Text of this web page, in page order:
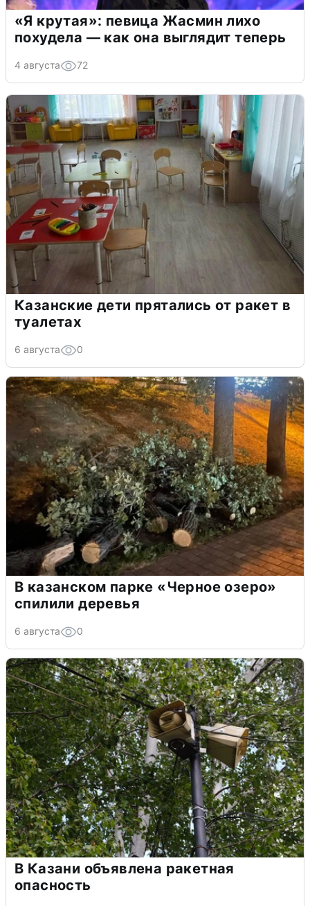
«Я крутая»: певица Жасмин лихо
похудела — как она выглядит теперь
4 августа 72
Казанские дети прятались от ракет в
туалетах
6 августа 0
В казанском парке «Черное озеро»
спилили деревья
6 августа 0
В Казани объявлена ракетная
опасность